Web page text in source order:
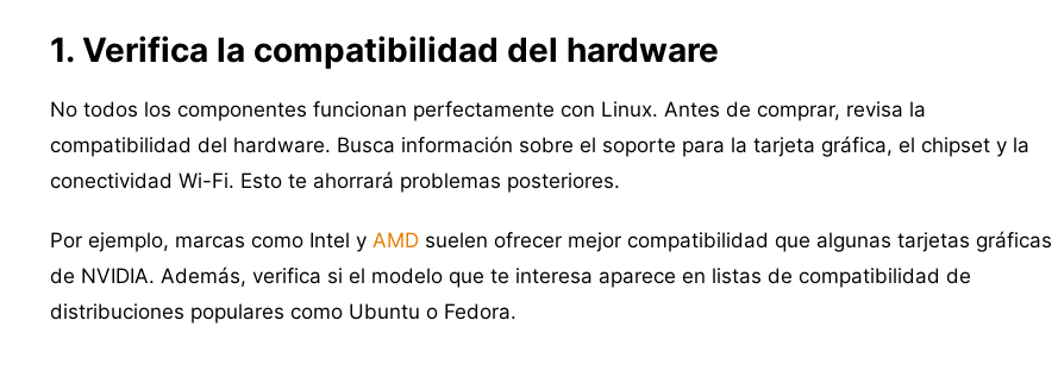
1. Verifica la compatibilidad del hardware
No todos los componentes funcionan perfectamente con Linux. Antes de comprar, revisa la
compatibilidad del hardware. Busca información sobre el soporte para la tarjeta gráfica, el chipset y la
conectividad Wi-Fi. Esto te ahorrará problemas posteriores.
Por ejemplo, marcas como Intel y AMD suelen ofrecer mejor compatibilidad que algunas tarjetas gráficas
de NVIDIA. Además, verifica si el modelo que te interesa aparece en listas de compatibilidad de
distribuciones populares como Ubuntu o Fedora.